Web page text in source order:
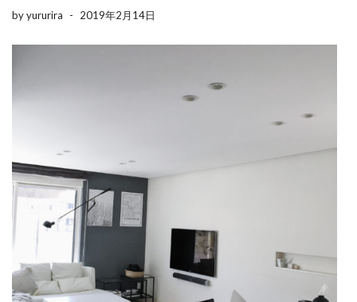
byyururira - 2019年2月14日